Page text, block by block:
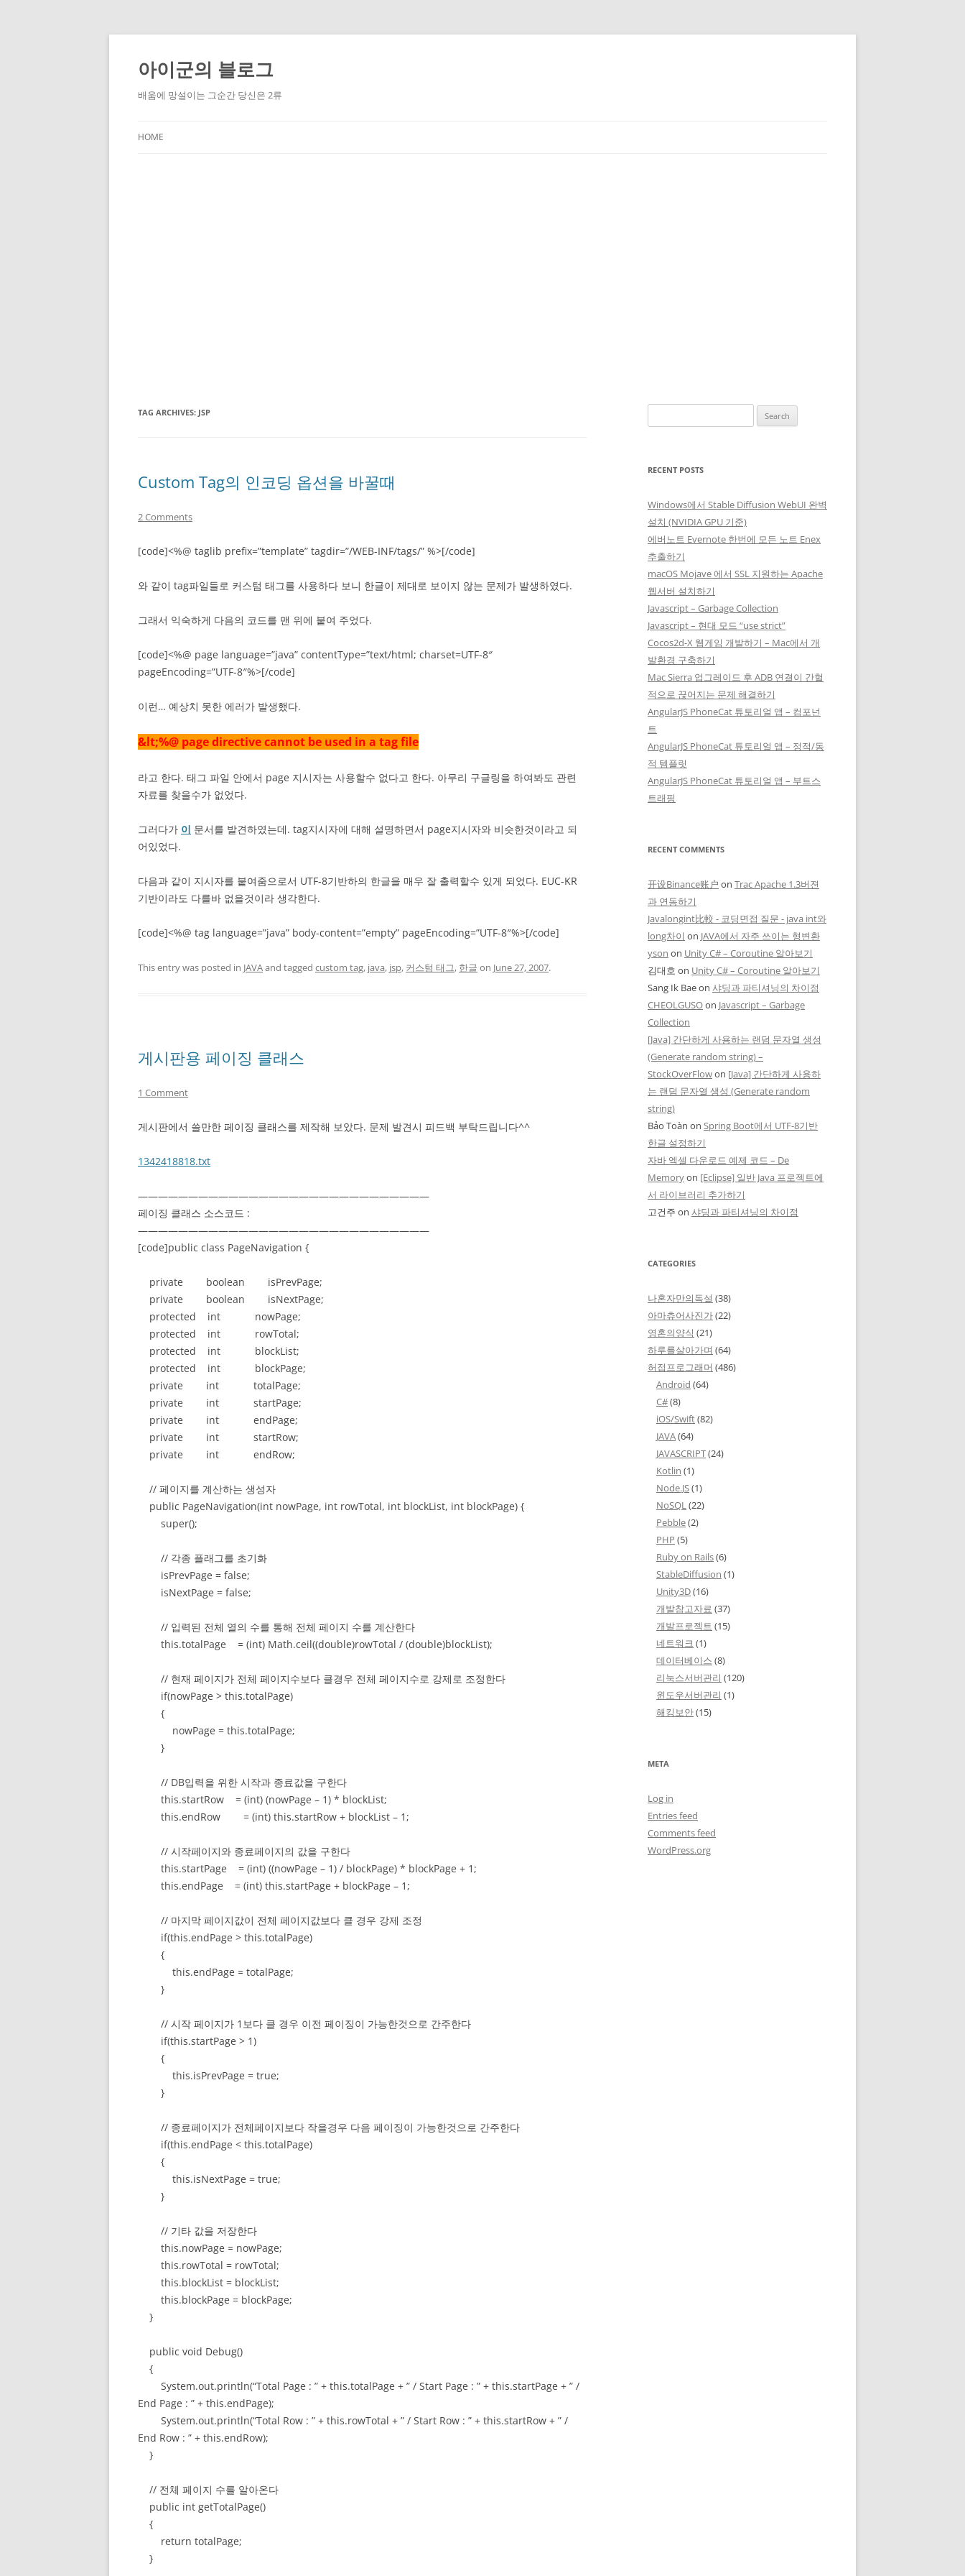
Skip
content
아이군의 블로그
배움에 망설이는 그순간 당신은 2류
HOME
TAG ARCHIVES: JSP
Custom Tag의 인코딩 옵션을 바꿀때
2 Comments
[code]<%@ taglib prefix=”template” tagdir=”/WEB-INF/tags/” %>[/code]
와 같이 tag파일들로 커스텀 태그를 사용하다 보니 한글이 제대로 보이지 않는 문제가 발생하였다.
그래서 익숙하게 다음의 코드를 맨 위에 붙여 주었다.
[code]<%@ page language=”java” contentType=”text/html; charset=UTF-8″
pageEncoding=”UTF-8″%>[/code]
이런… 예상치 못한 에러가 발생했다.
&lt;%@ page directive cannot be used in a tag file
라고 한다. 태그 파일 안에서 page 지시자는 사용할수 없다고 한다. 아무리 구글링을 하여봐도 관련
자료를 찾을수가 없었다.
그러다가 이 문서를 발견하였는데. tag지시자에 대해 설명하면서 page지시자와 비슷한것이라고 되
어있었다.
다음과 같이 지시자를 붙여줌으로서 UTF-8기반하의 한글을 매우 잘 출력할수 있게 되었다. EUC-KR
기반이라도 다를바 없을것이라 생각한다.
[code]<%@ tag language=”java” body-content=”empty” pageEncoding=”UTF-8″%>[/code]
This entry was posted in JAVAand tagged custom tag, java, jsp, 커스텀 태그, 한글 on June 27, 2007.
게시판용 페이징 클래스
1 Comment
게시판에서 쓸만한 페이징 클래스를 제작해 보았다. 문제 발견시 피드백 부탁드립니다^^
1342418818.txt
—————————————————————————————
페이징 클래스 소스코드 :
—————————————————————————————
[code]public class PageNavigation {
private boolean isPrevPage;
private boolean isNextPage;
protected int nowPage;
protected int rowTotal;
protected int blockList;
protected int blockPage;
private int totalPage;
private int startPage;
private int endPage;
private int startRow;
private int endRow;
// 페이지를 계산하는 생성자
public PageNavigation(int nowPage, int rowTotal, int blockList, int blockPage) {
super();
// 각종 플래그를 초기화
isPrevPage = false;
isNextPage = false;
// 입력된 전체 열의 수를 통해 전체 페이지 수를 계산한다
this.totalPage = (int) Math.ceil((double)rowTotal / (double)blockList);
// 현재 페이지가 전체 페이지수보다 클경우 전체 페이지수로 강제로 조정한다
if(nowPage > this.totalPage)
{
nowPage = this.totalPage;
}
// DB입력을 위한 시작과 종료값을 구한다
this.startRow = (int) (nowPage – 1) * blockList;
this.endRow = (int) this.startRow + blockList – 1;
// 시작페이지와 종료페이지의 값을 구한다
this.startPage = (int) ((nowPage – 1) / blockPage) * blockPage + 1;
this.endPage = (int) this.startPage + blockPage – 1;
// 마지막 페이지값이 전체 페이지값보다 클 경우 강제 조정
if(this.endPage > this.totalPage)
{
this.endPage = totalPage;
}
// 시작 페이지가 1보다 클 경우 이전 페이징이 가능한것으로 간주한다
if(this.startPage > 1)
{
this.isPrevPage = true;
}
// 종료페이지가 전체페이지보다 작을경우 다음 페이징이 가능한것으로 간주한다
if(this.endPage < this.totalPage)
{
this.isNextPage = true;
}
// 기타 값을 저장한다
this.nowPage = nowPage;
this.rowTotal = rowTotal;
this.blockList = blockList;
this.blockPage = blockPage;
}
public void Debug()
{
System.out.println(“Total Page : ” + this.totalPage + ” / Start Page : ” + this.startPage + ” /
End Page : ” + this.endPage);
System.out.println(“Total Row : ” + this.rowTotal + ” / Start Row : ” + this.startRow + ” /
End Row : ” + this.endRow);
}
// 전체 페이지 수를 알아온다
public int getTotalPage()
{
return totalPage;
}
for:
RECENT POSTS
Windows에서 Stable Diffusion WebUI 완벽
설치 (NVIDIA GPU 기준)
에버노트 Evernote 한번에 모든 노트 Enex
추출하기
macOS Mojave 에서 SSL 지원하는 Apache
웹서버 설치하기
Javascript – Garbage Collection
Javascript – 현대 모드 “use strict”
Cocos2d-X 웹게임 개발하기 – Mac에서 개
발환경 구축하기
Mac Sierra 업그레이드 후 ADB 연결이 간헐
적으로 끊어지는 문제 해결하기
AngularJS PhoneCat 튜토리얼 앱 – 컴포넌
트
AngularJS PhoneCat 튜토리얼 앱 – 정적/동
적 템플릿
AngularJS PhoneCat 튜토리얼 앱 – 부트스
트래핑
RECENT COMMENTS
开设Binance账户 on Trac Apache 1.3버젼
과 연동하기
Javalongint比較 - 코딩면접 질문 - java int와
long차이 on JAVA에서 자주 쓰이는 형변환
yson on Unity C# – Coroutine 알아보기
김대호 on Unity C# – Coroutine 알아보기
Sang Ik Baeon 샤딩과 파티셔닝의 차이점
CHEOLGUSOon Javascript – Garbage
Collection
[Java] 간단하게 사용하는 랜덤 문자열 생성
(Generate random string) –
StockOverFlowon [Java] 간단하게 사용하
는 랜덤 문자열 생성 (Generate random
string)
Bảo Toàn on Spring Boot에서 UTF-8기반
한글 설정하기
자바 엑셀 다운로드 예제 코드 – De
Memoryon [Eclipse] 일반 Java 프로젝트에
서 라이브러리 추가하기
고건주 on 샤딩과 파티셔닝의 차이점
CATEGORIES
나혼자만의독설 (38)
아마츄어사진가(22)
영혼의양식 (21)
하루를살아가며 (64)
허접프로그래머 (486)
Android (64)
C#(8)
iOS/Swift(82)
JAVA(64)
JAVASCRIPT(24)
Kotlin (1)
Node.JS(1)
NoSQL(22)
Pebble(2)
PHP (5)
Ruby on Rails(6)
StableDiffusion (1)
Unity3D(16)
개발참고자료 (37)
개발프로젝트 (15)
네트워크 (1)
데이터베이스 (8)
리눅스서버관리 (120)
윈도우서버관리 (1)
해킹보안(15)
META
Log in
Entries feed
Comments feed
WordPress.org